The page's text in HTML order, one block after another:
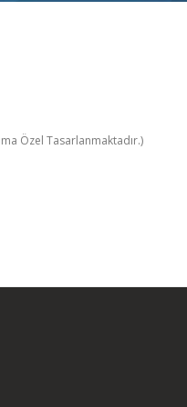
Özel Tasarlanmaktadır.)